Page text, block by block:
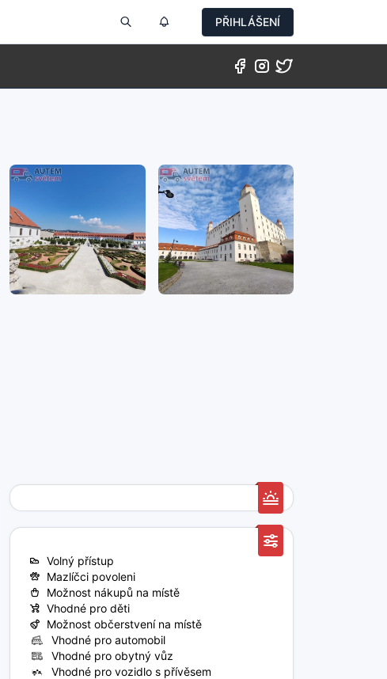
PŘIHLÁŠENÍ
Volný přístup
Mazlíčci povoleni
Možnost nákupů na místě
Vhodné pro děti
Možnost občerstvení na místě
Vhodné pro automobil
Vhodné pro obytný vůz
Vhodné pro vozidlo s přívěsem